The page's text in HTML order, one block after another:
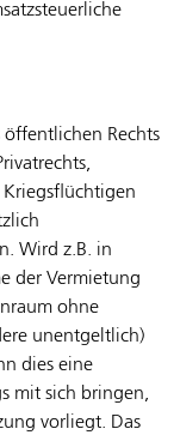
öffentlichen Rechts
Kriegsflüchtigen
Wird z.B. in
der Vermietung
ohne
unentgeltlich)
dies eine
mit sich bringen,
vorliegt. Das